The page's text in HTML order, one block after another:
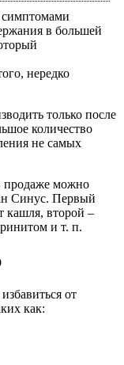
в большей
нередко
только после
количество
не самых
продаже можно
Синус. Первый
кашля, второй –
и т. п.
от
как: